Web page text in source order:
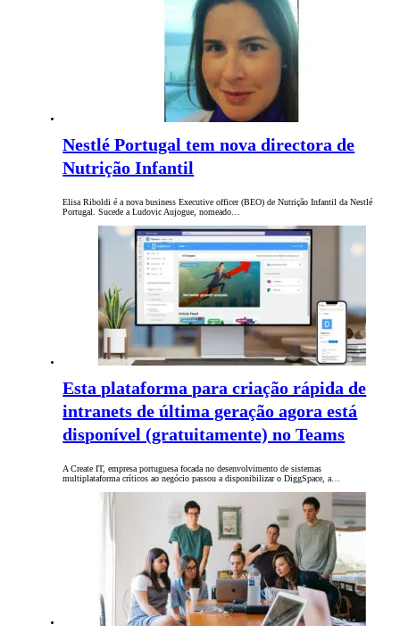
Nestlé Portugal tem nova directora de
Nutrição Infantil
Elisa Riboldi é a nova business Executive officer (BEO) de Nutrição Infantil da Nestlé
Portugal. Sucede a Ludovic Aujogue, nomeado…
Esta plataforma para criação rápida de
intranets de última geração agora está
disponível (gratuitamente) no Teams
A Create IT, empresa portuguesa focada no desenvolvimento de sistemas
multiplataforma críticos ao negócio passou a disponibilizar o DiggSpace, a…